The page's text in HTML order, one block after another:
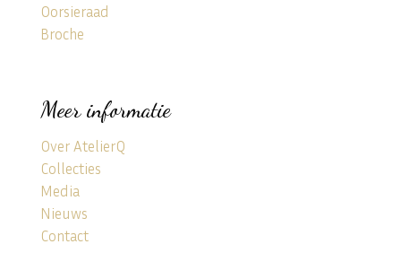
Oorsieraad
Broche
Meer informatie
Over AtelierQ
Collecties
Media
Nieuws
Contact